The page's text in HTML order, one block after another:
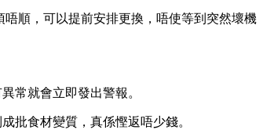
順，可以提前安排更換，唔使等到突然壞機
常就會立即發出警報。
批食材變質，真係慳返唔少錢。